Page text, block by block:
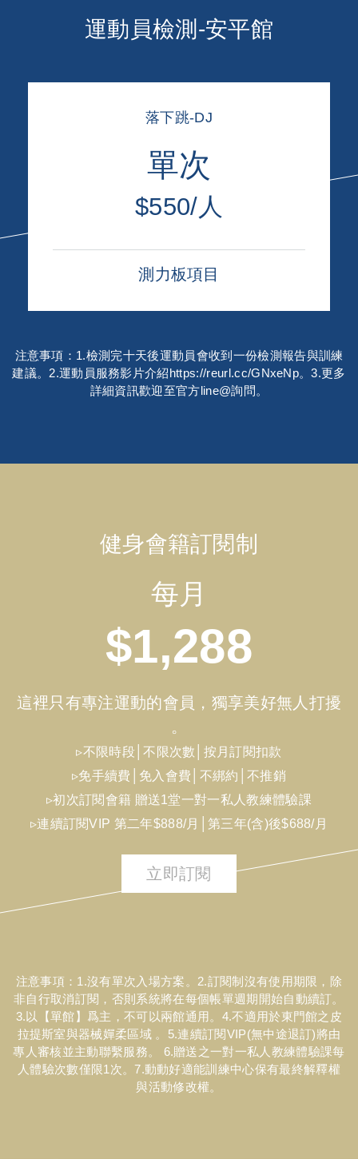
運動員檢測-安平館
落下跳-DJ
單次
$550/人
測力板項目
注意事項：1.檢測完十天後運動員會收到一份檢測報告與訓練
建議。2.運動員服務影片介紹https://reurl.cc/GNxeNp。3.更多
詳細資訊歡迎至官方line@詢問。
健身會籍訂閱制
每月
$1,288
這裡只有專注運動的會員，獨享美好無人打擾
。
▹不限時段│不限次數│按月訂閱扣款
▹免手續費│免入會費│不綁約│不推銷
▹初次訂閱會籍 贈送1堂一對一私人教練體驗課
▹連續訂閱VIP 第二年$888/月│第三年(含)後$688/月
立即訂閱
注意事項：1.沒有單次入場方案。2.訂閱制沒有使用期限，除
非自行取消訂閱，否則系統將在每個帳單週期開始自動續訂。
3.以【單館】爲主，不可以兩館通用。4.不適用於東門館之皮
拉提斯室與器械嬋柔區域 。5.連續訂閱VIP(無中途退訂)將由
專人審核並主動聯繫服務。 6.贈送之一對一私人教練體驗課每
人體驗次數僅限1次。7.動動好適能訓練中心保有最終解釋權
與活動修改權。